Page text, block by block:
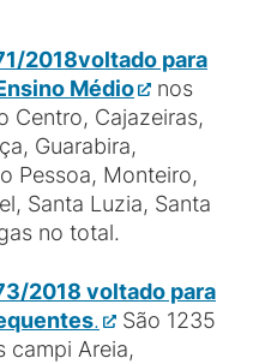
2018voltado para
Médio
nos
Centro, Cajazeiras,
Guarabira,
Pessoa, Monteiro,
Santa Luzia, Santa
no total.
2018 voltado para
.
São 1235
campi Areia,